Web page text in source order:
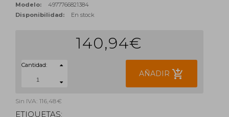
Modelo:
4977766821384
Disponibilidad:
En stock
140,94€
Cantidad:
AÑADIR add_shopping_cart
Sin IVA: 116,48€
ETIQUETAS: